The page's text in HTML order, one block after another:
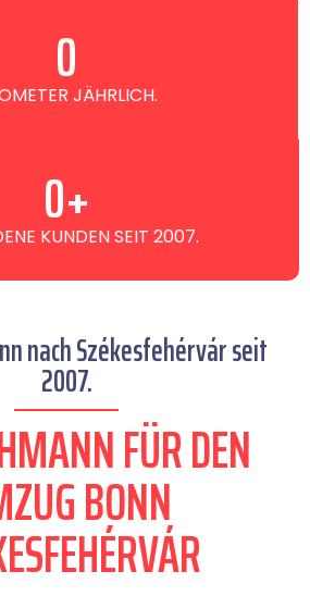
JÄHRLICH.
0
KUNDEN SEIT 2007.
0+
nach Székesfehérvár seit
2007.
FÜR DEN
BONN